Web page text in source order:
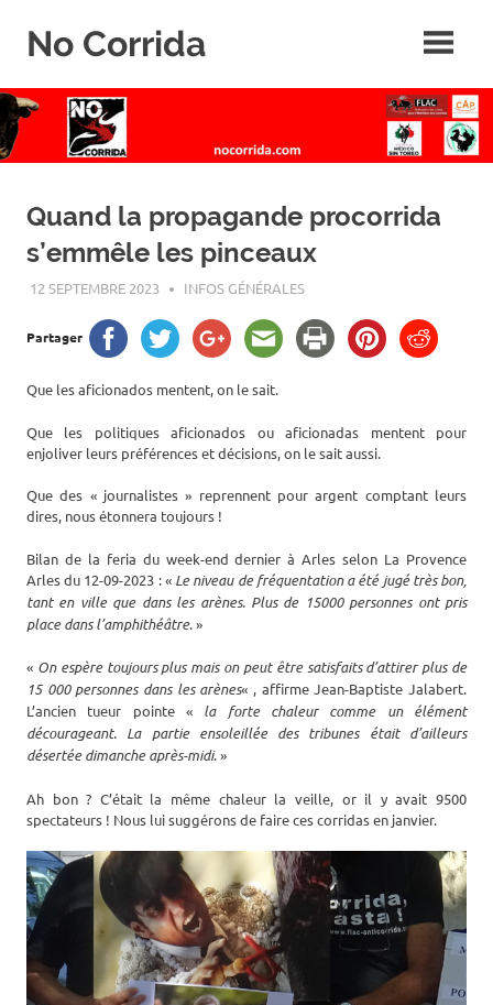
No Corrida
de
la
corrida
Quand la propagande procorrida
s’emmêle les pinceaux
12 SEPTEMBRE 2023 ROGER LAHANA
INFOS GÉNÉRALES
Partager
Que les aficionados mentent, on le sait.
Que les politiques aficionados ou aficionadas mentent pour
enjoliver leurs préférences et décisions, on le sait aussi.
Que des « journalistes » reprennent pour argent comptant leurs
dires, nous étonnera toujours !
Bilan de la feria du week-end dernier à Arles selon La Provence
Arles du 12-09-2023 : « Le niveau de fréquentation a été jugé très bon,
tant en ville que dans les arènes. Plus de 15000 personnes ont pris
place dans l’amphithéâtre. »
« On espère toujours plus mais on peut être satisfaits d’attirer plus de
15 000 personnes dans les arènes« , affirme Jean-Baptiste Jalabert.
L’ancien tueur pointe « la forte chaleur comme un élément
décourageant. La partie ensoleillée des tribunes était d’ailleurs
désertée dimanche après-midi. »
Ah bon ? C’était la même chaleur la veille, or il y avait 9500
spectateurs ! Nous lui suggérons de faire ces corridas en janvier.